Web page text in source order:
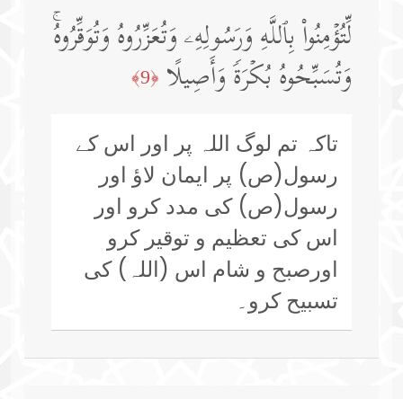
لِّتُؤۡمِنُوا۟ بِٱللَّهِ وَرَسُولِهِۦ وَتُعَزِّرُوهُ وَتُوَقِّرُوهُۚ
وَتُسَبِّحُوهُ بُكۡرَةࣰ وَأَصِیلًا ﴿9﴾
تاکہ تم لوگ اللہ پر اور اس کے
رسول(ص) پر ایمان لاؤ اور
رسول(ص) کی مدد کرو اور
اس کی تعظیم و توقیر کرو
اورصبح و شام اس (اللہ) کی
تسبیح کرو۔